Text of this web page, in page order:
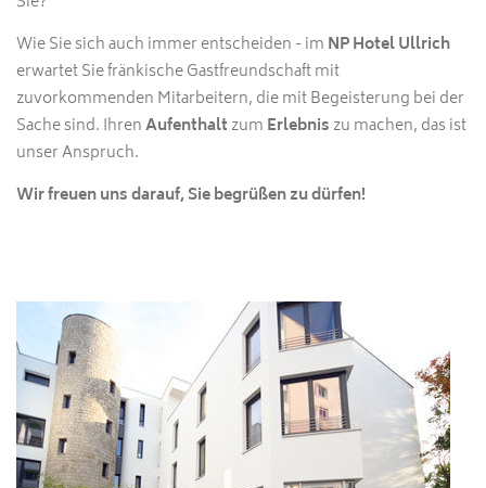
Wie Sie sich auch immer entscheiden - im NP Hotel Ullrich
erwartet Sie fränkische Gastfreundschaft mit
zuvorkommenden Mitarbeitern, die mit Begeisterung bei der
Sache sind. IhrenAufenthaltzum Erlebnis zu machen, das ist
unser Anspruch.
Wir freuen uns darauf, Sie begrüßen zu dürfen!